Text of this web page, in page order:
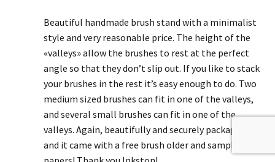
Beautiful handmade brush stand with a minimalist
style and very reasonable price. The height of the
«valleys» allow the brushes to rest at the perfect
angle so that they don’t slip out. If you like to stack
your brushes in the rest it’s easy enough to do. Two
medium sized brushes can fit in one of the valleys,
and several small brushes can fit in one of the
valleys. Again, beautifully and securely packaged,
and it came with a free brush older and sample